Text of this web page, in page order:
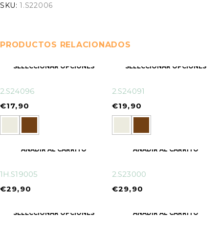
SKU: 1.S22006
PRODUCTOS RELACIONADOS
SELECCIONAR OPCIONES
2.S24096
€17,90
SELECCIONAR OPCIONES
2.S24091
€19,90
AÑADIR AL CARRITO
1H.S19005
€29,90
AÑADIR AL CARRITO
2.S23000
€29,90
SELECCIONAR OPCIONES AÑADIR AL CARRITO